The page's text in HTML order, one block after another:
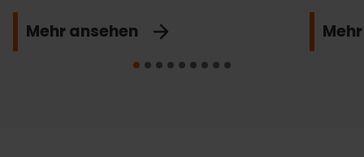
Mehr ansehen